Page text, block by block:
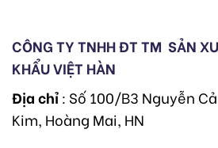
CÔNG TY TNHH ĐT TM SẢN
KHẨU VIỆT HÀN
Địa chỉ: Số 100/B3 Nguyễn
Kim, Hoàng Mai, HN